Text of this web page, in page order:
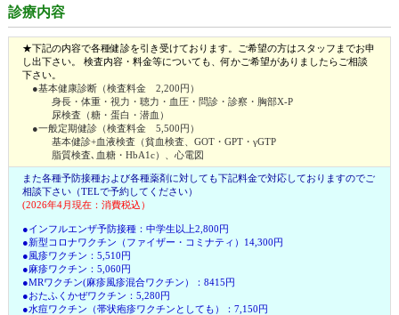
診療内容
★下記の内容で各種健診を引き受けております。ご希望の方はスタッフまでお申
し出下さい。 検査内容・料金等についても、何かご希望がありましたらご相談
下さい。
●基本健康診断（検査料金 2,200円）
身長・体重・視力・聴力・血圧・問診・診察・胸部X-P
尿検査（糖・蛋白・潜血）
●一般定期健診（検査料金 5,500円）
基本健診+血液検査（貧血検査、GOT・GPT・γGTP
脂質検査､血糖・HbA1c）、心電図
また各種予防接種および各種薬剤に対しても下記料金で対応しておりますのでご
相談下さい（TELで予約してください）
(2026年4月現在：消費税込）
●インフルエンザ予防接種：中学生以上2,800円
●新型コロナワクチン（ファイザー・コミナティ）14,300円
●風疹ワクチン：5,510円
●麻疹ワクチン：5,060円
●MRワクチン(麻疹風疹混合ワクチン）：8415円
●おたふくかぜワクチン：5,280円
●水痘ワクチン（帯状疱疹ワクチンとしても）：7,150円